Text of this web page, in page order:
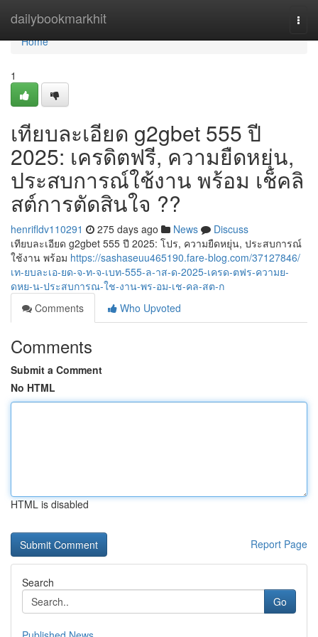
dailybookmarkhit
Home
Home
1
เทียบละเอียด g2gbet 555 ปี
2025: เครดิตฟรี, ความยืดหยุ่น,
ประสบการณ์ใช้งาน พร้อม เช็คลิ
สต์การตัดสินใจ ??
henrifldv110291 275 days ago News
Discuss
เทียบละเอียด g2gbet 555 ปี 2025: โปร, ความยืดหยุ่น, ประสบการณ์
ใช้งาน พร้อม https://sashaseuu465190.fare-blog.com/37127846/
เท-ยบละเอ-ยด-จ-ท-จ-เบท-555-ล-าส-ด-2025-เครด-ตฟร-ความย-
ดหย-น-ประสบการณ-ใช-งาน-พร-อม-เช-คล-สต-ก
Comments
Who Upvoted
Comments
Submit a Comment
No HTML
HTML is disabled
Report Page
Search
Go